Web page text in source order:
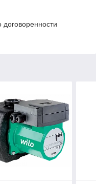
договоренности